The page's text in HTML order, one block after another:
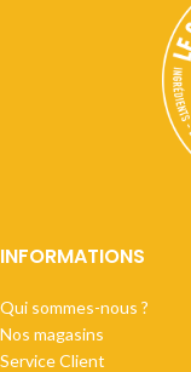
INFORMATIONS
Qui sommes-nous ?
Nos magasins
Service Client